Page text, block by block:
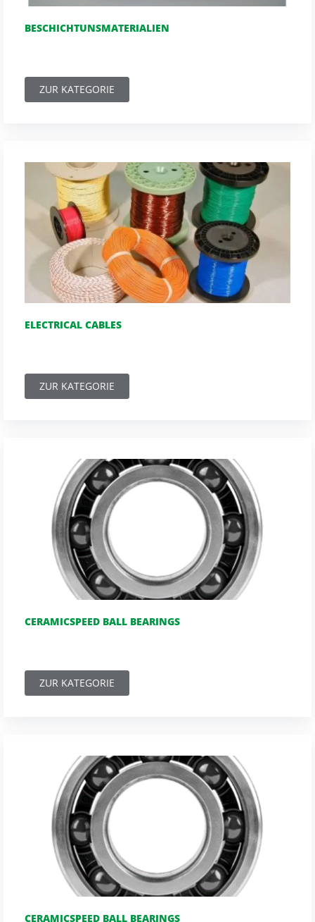
BESCHICHTUNSMATERIALIEN
ZUR KATEGORIE
ELECTRICAL CABLES
ZUR KATEGORIE
CERAMICSPEED BALL BEARINGS
ZUR KATEGORIE
CERAMICSPEED BALL BEARINGS